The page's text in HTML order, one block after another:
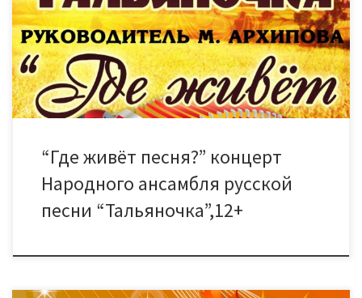
тамбовчан и гостей нашего города на свою новую концертную
программу! Вместе с «Тальяночкой» зрители прогуляются по
местам, «Где живёт песня?» – по полям и лугам, по лесу,
наполненному пением птиц, по городам […]
“Где живёт песня?” концерт
Народного ансамбля русской
песни “Тальяночка”,12+